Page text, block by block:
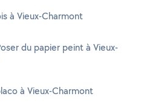
à Vieux-Charmont
du papier peint à Vieux-
à Vieux-Charmont